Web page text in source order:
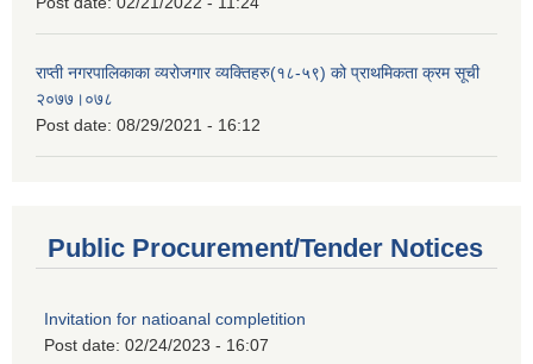
राप्ती नगरपालिकाका व्यरोजगार व्यक्तिहरु(१८-५९) को प्राथमिकता क्रम सूची
२०७७।०७८
Post date: 08/29/2021 - 16:12
Public Procurement/Tender Notices
Invitation for natioanal completition
Post date: 02/24/2023 - 16:07